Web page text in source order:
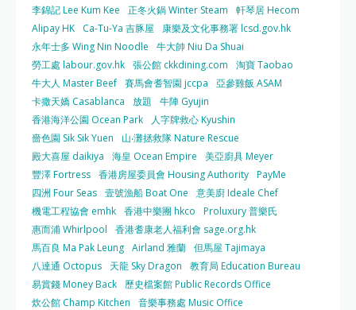
李錦記 Lee Kum Kee 正冬火鍋 Winter Steam
軒琴居 Hecom
Alipay HK
Ca-Tu-Ya 吉豚屋
康樂及文化事務署 lcsd.gov.hk
永年士多 Wing Nin Noodle
牛大帥 Niu Da Shuai
勞工處 labour.gov.hk 張公館 ckkdining.com
淘寶 Taobao
牛大人 Master Beef 賽馬會耆智園 jccpa
亞參雞飯 ASAM
卡撒天嬌 Casablanca
放題
牛陣 Gyujin
香港海洋公園 Ocean Park
人字牌救心 Kyushin
嗇色園 Sik Sik Yuen
山‧灘拯救隊 Nature Rescue
殿大喜屋 daikiya
海皇 Ocean Empire
美亞廚具 Meyer
豐澤 Fortress 香港房屋委員會 Housing Authority PayMe
四洲 Four Seas 壹號漁船 Boat One
意美廚 Ideale Chef
機電工程協會 emhk 香港中樂團 hkco
Proluxury 普樂氏
惠而浦 Whirlpool
香港耆康老人福利會 sage.org.hk
馬百良 Ma Pak Leung Airland 雅蘭 但馬屋 Tajimaya
八達通 Octopus
天龍 Sky Dragon
教育局 Education Bureau
易賞錢 Money Back
歷史檔案館 Public Records Office
炊公館 Champ Kitchen
音樂事務處 Music Office